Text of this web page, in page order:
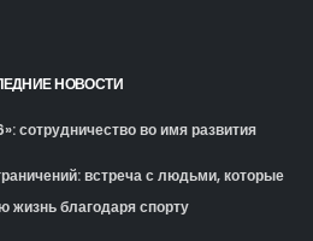
НОВОСТИ
сотрудничество во имя развития
встреча с людьми, которые
жизнь благодаря спорту